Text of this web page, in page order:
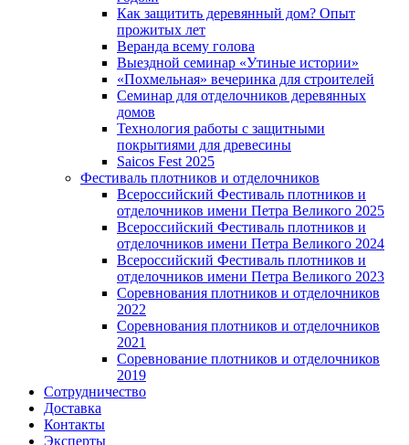
Как защитить деревянный дом? Опыт
прожитых лет
Веранда всему голова
Выездной семинар «Утиные истории»
«Похмельная» вечеринка для строителей
Семинар для отделочников деревянных
домов
Технология работы с защитными
покрытиями для древесины
Saicos Fest 2025
Фестиваль плотников и отделочников
Всероссийский Фестиваль плотников и
отделочников имени Петра Великого 2025
Всероссийский Фестиваль плотников и
отделочников имени Петра Великого 2024
Всероссийский Фестиваль плотников и
отделочников имени Петра Великого 2023
Соревнования плотников и отделочников
2022
Соревнования плотников и отделочников
2021
Соревнование плотников и отделочников
2019
Сотрудничество
Доставка
Контакты
Эксперты